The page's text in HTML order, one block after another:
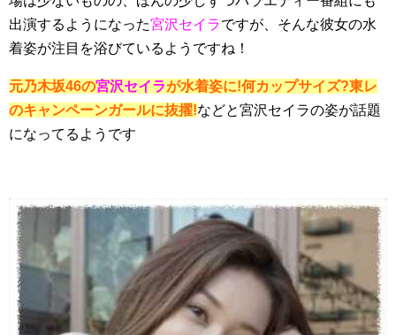
出演するようになった宮沢セイラですが、そんな彼女の水
着姿が注目を浴びているようですね！
元乃木坂46の宮沢セイラが水着姿に!何カップサイズ?東レ
のキャンペーンガールに抜擢!などと宮沢セイラの姿が話題
になってるようです